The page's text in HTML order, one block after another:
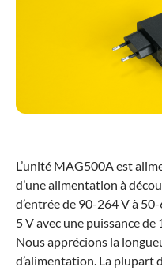
L’unité MAG500A est
d’une alimentation à
d’entrée de 90-264 V à
5 V avec une puissance de
Nous apprécions la
d’alimentation. La plupart